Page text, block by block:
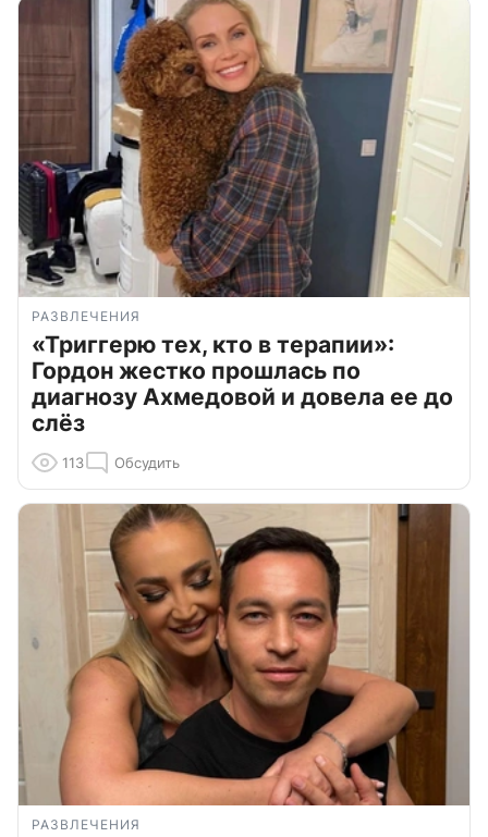
РАЗВЛЕЧЕНИЯ
«Триггерю тех, кто в терапии»:
Гордон жестко прошлась по
диагнозу Ахмедовой и довела ее до
слёз
113 Обсудить
РАЗВЛЕЧЕНИЯ